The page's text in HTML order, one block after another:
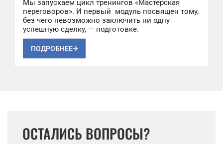
Мы запускаем цикл тренингов «Мастерская
переговоров». И первый модуль посвящен тому,
без чего невозможно заключить ни одну
успешную сделку, — подготовке.
ПОДРОБНЕЕ
ОСТАЛИСЬ ВОПРОСЫ?